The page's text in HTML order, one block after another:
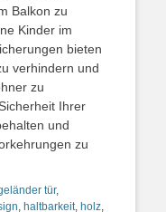
Balkon zu
Kinder im
bieten
verhindern und
zu
Ihrer
und
zu
tür,
, haltbarkeit, holz,